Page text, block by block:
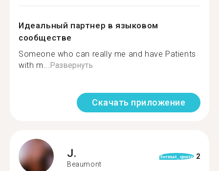
Идеальный партнер в языковом
сообществе
Someone who can really me and have Patients
with m...Развернуть
Скачать приложение
J.
Beaumont
format_quote 2